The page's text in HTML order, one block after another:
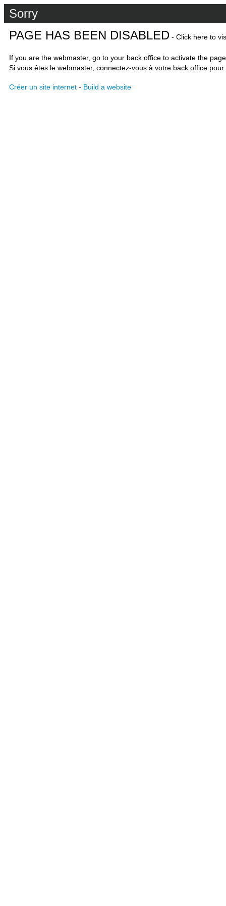
Sorry
PAGE HAS BEEN DISABLED - Click here to
If you are the webmaster, go to your back office to activate the
Si vous êtes le webmaster, connectez-vous à votre back office
Créer un site internet - Build a website